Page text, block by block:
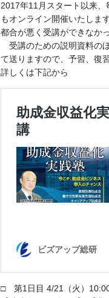
2017年11月スタート以来
もオンライン開催いたします
都合が悪く受講ができなか
受講のための説明資料の
て送りますので、予習、復
詳しくは下記から
□ 第1日目 4/21（火）